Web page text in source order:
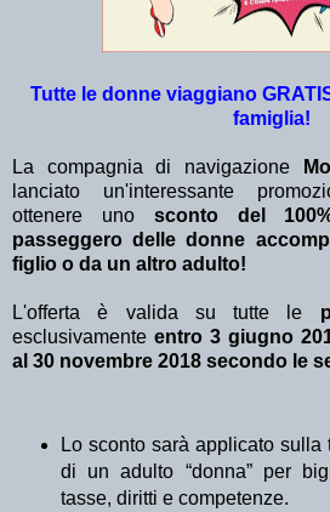
Tutte le donne viaggiano
famiglia!
La compagnia di navigazione
lanciato un'interessante
ottenere uno sconto del
passeggero delle donne
figlio o da un altro adulto!
L'offerta è valida su tutte le
esclusivamente entro 3 giugno
al 30 novembre 2018 secondo le
Lo sconto sarà applicato sulla
di un adulto “donna” per
tasse, diritti e competenze.